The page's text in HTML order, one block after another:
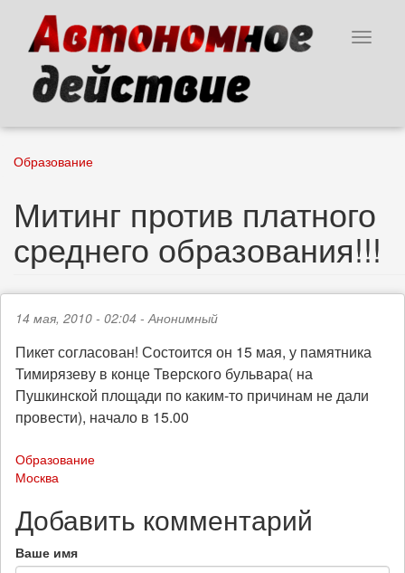
основному
содержанию
Toggle
Образование
Митинг против платного
среднего образования!!!
14 мая, 2010 - 02:04 -Анонимный
Пикет согласован! Состоится он 15 мая, у памятника
Тимирязеву в конце Тверского бульвара( на
Пушкинской площади по каким-то причинам не дали
провести), начало в 15.00
Образование
Москва
Добавить комментарий
Ваше имя